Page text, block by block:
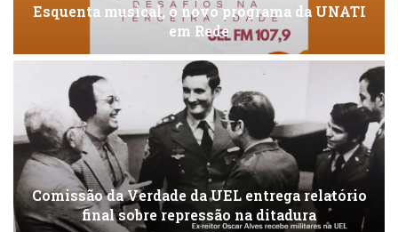
Esquenta musical, o novo programa da UNATI
em Rede
Comissão da Verdade da UEL entrega relatório
final sobre repressão na ditadura